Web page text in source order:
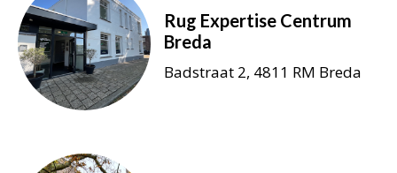
Rug Expertise Centrum
Breda
Badstraat 2, 4811 RM Breda